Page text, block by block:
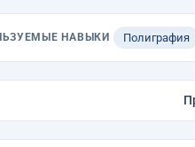
НАВЫКИ Полиграфия